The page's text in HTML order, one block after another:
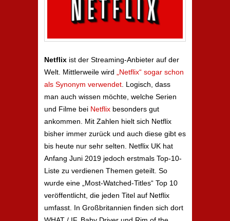
Netflix ist der Streaming-Anbieter auf der
Welt. Mittlerweile wird
„Netflix“ sogar schon
als Synonym verwendet . Logisch, dass
man auch wissen möchte, welche Serien
und Filme bei Netflix besonders gut
ankommen. Mit Zahlen hielt sich Netflix
bisher immer zurück und auch diese gibt es
bis heute nur sehr selten. Netflix UK hat
Anfang Juni 2019 jedoch erstmals Top-10-
Liste zu verdienen Themen geteilt. So
wurde eine „Most-Watched-Titles“ Top 10
veröffentlicht, die jeden Titel auf Netflix
umfasst. In Großbritannien finden sich dort